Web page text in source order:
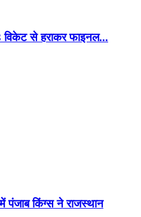
से हराकर फाइनल...
किंग्स ने राजस्थान